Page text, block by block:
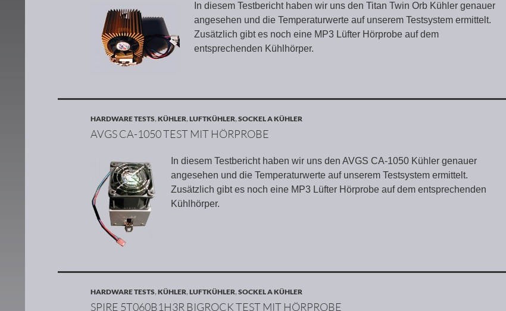
In diesem Testbericht haben wir uns den Titan Twin Orb Kühler genauer
angesehen und die Temperaturwerte auf unserem Testsystem ermittelt.
Zusätzlich gibt es noch eine MP3 Lüfter Hörprobe auf dem
entsprechenden Kühlhörper.
HARDWARE TESTS,KÜHLER,LUFTKÜHLER,SOCKEL A KÜHLER
AVGS CA-1050 TEST MIT HÖRPROBE
In diesem Testbericht haben wir uns den AVGS CA-1050 Kühler genauer
angesehen und die Temperaturwerte auf unserem Testsystem ermittelt.
Zusätzlich gibt es noch eine MP3 Lüfter Hörprobe auf dem entsprechenden
Kühlhörper.
HARDWARE TESTS,KÜHLER,LUFTKÜHLER,SOCKEL A KÜHLER
SPIRE 5T060B1H3R BIGROCK TEST MIT HÖRPROBE